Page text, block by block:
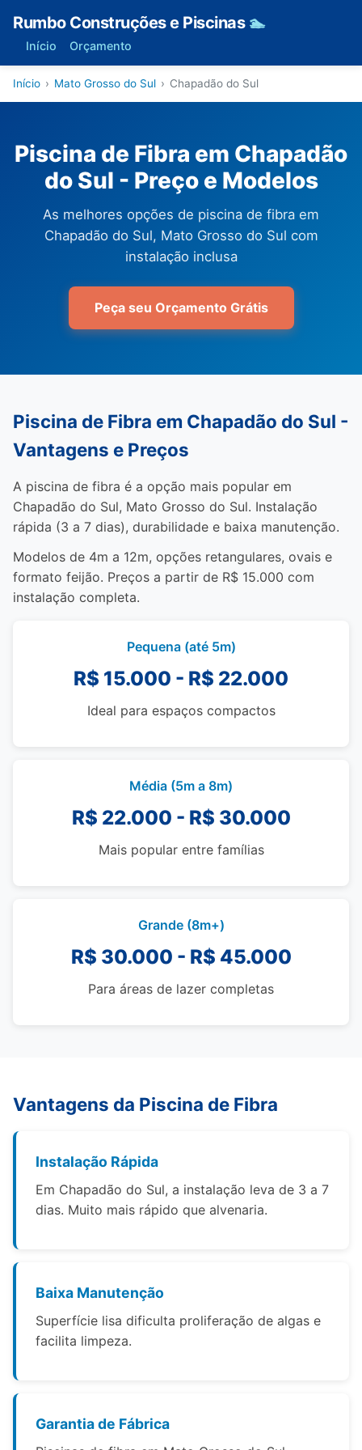
Rumbo Construções e Piscinas 🏊
Início Orçamento
Início › Mato Grosso do Sul › Chapadão do Sul
Piscina de Fibra em Chapadão
do Sul - Preço e Modelos
As melhores opções de piscina de fibra em
Chapadão do Sul, Mato Grosso do Sul com
instalação inclusa
Peça seu Orçamento Grátis
Piscina de Fibra em Chapadão do Sul -
Vantagens e Preços
A piscina de fibra é a opção mais popular em
Chapadão do Sul, Mato Grosso do Sul. Instalação
rápida (3 a 7 dias), durabilidade e baixa manutenção.
Modelos de 4m a 12m, opções retangulares, ovais e
formato feijão. Preços a partir de R$ 15.000 com
instalação completa.
Pequena (até 5m)
R$ 15.000 - R$ 22.000
Ideal para espaços compactos
Média (5m a 8m)
R$ 22.000 - R$ 30.000
Mais popular entre famílias
Grande (8m+)
R$ 30.000 - R$ 45.000
Para áreas de lazer completas
Vantagens da Piscina de Fibra
Instalação Rápida
Em Chapadão do Sul, a instalação leva de 3 a 7
dias. Muito mais rápido que alvenaria.
Baixa Manutenção
Superfície lisa dificulta proliferação de algas e
facilita limpeza.
Garantia de Fábrica